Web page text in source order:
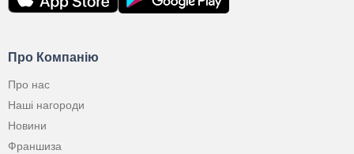
Про Компанію
Про нас
Наші нагороди
Новини
Франшиза